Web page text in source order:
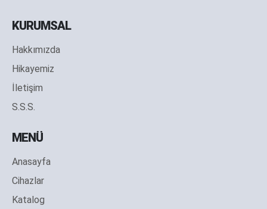
KURUMSAL
Hakkımızda
Hikayemiz
İletişim
S.S.S.
MENÜ
Anasayfa
Cihazlar
Katalog